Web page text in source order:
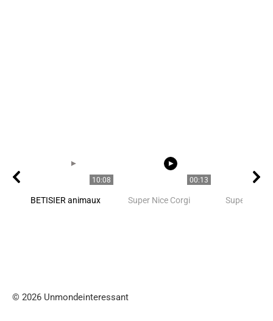
10:08
BETISIER animaux
00:13
Super Nice Corgi Super Nice
© 2026 Unmondeinteressant